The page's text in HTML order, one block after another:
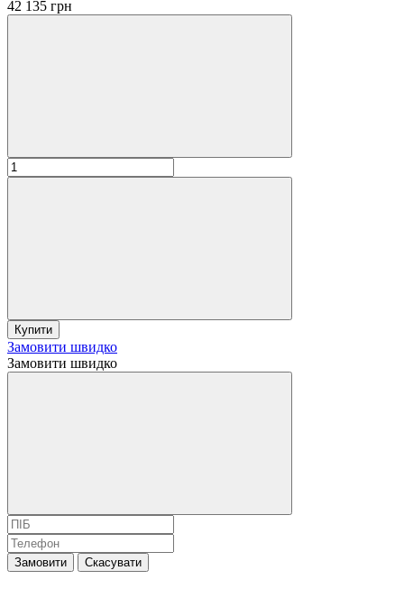
42 135 грн
Купити
Замовити швидко
Замовити швидко
Замовити Скасувати